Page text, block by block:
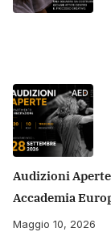
Audizioni
Accademia
Recitazione A
Maggio 10, 2026